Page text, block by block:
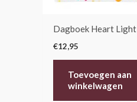
Dagboek Heart Light
€12,95
Toevoegen aan
winkelwagen